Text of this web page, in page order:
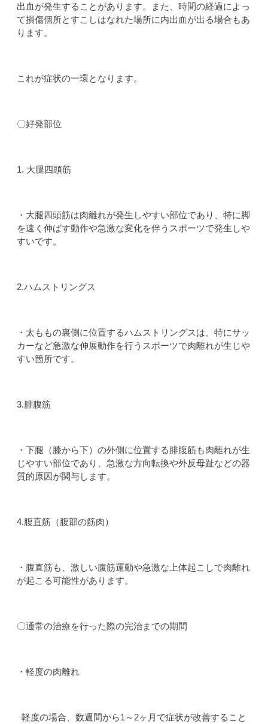
出血が発生することがあります。また、時間の経過によっ
て損傷個所とすこしはなれた場所に内出血が出る場合もあ
ります。
これが症状の一環となります。
〇好発部位
1. 大腿四頭筋
・大腿四頭筋は肉離れが発生しやすい部位であり、特に脚
を速く伸ばす動作や急激な変化を伴うスポーツで発生しや
すいです。
2.ハムストリングス
・太ももの裏側に位置するハムストリングスは、特にサッ
カーなど急激な伸展動作を行うスポーツで肉離れが生じや
すい箇所です。
3.腓腹筋
・下腿（膝から下）の外側に位置する腓腹筋も肉離れが生
じやすい部位であり、急激な方向転換や外反母趾などの器
質的原因が関与します。
4.腹直筋（腹部の筋肉）
・腹直筋も、激しい腹筋運動や急激な上体起こしで肉離れ
が起こる可能性があります。
〇通常の治療を行った際の完治までの期間
・軽度の肉離れ
軽度の場合、数週間から1～2ヶ月で症状が改善すること